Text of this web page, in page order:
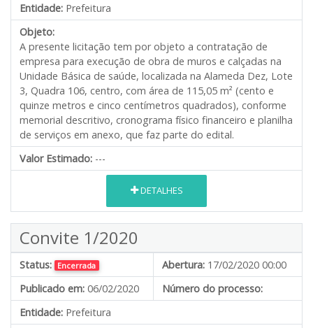
Entidade: Prefeitura
Objeto:
A presente licitação tem por objeto a contratação de
empresa para execução de obra de muros e calçadas na
Unidade Básica de saúde, localizada na Alameda Dez, Lote
3, Quadra 106, centro, com área de 115,05 m² (cento e
quinze metros e cinco centímetros quadrados), conforme
memorial descritivo, cronograma físico financeiro e planilha
de serviços em anexo, que faz parte do edital.
Valor Estimado: ---
DETALHES
Convite 1/2020
Status: Encerrada Abertura: 17/02/2020 00:00
Publicado em: 06/02/2020
Número do processo:
Entidade: Prefeitura